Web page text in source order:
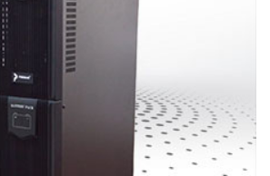
PM-UPS6KVA
PM-UPS6KVA – 6000VA (6KVA)
Online Monophasé
/ 5400W – Technologie Online double
alimentation stable et sans coupure